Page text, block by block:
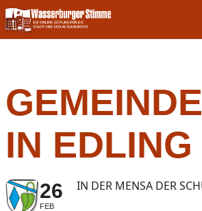
Skip
to
content
IN EDLING
26
FEB
IN DER MENSA DER